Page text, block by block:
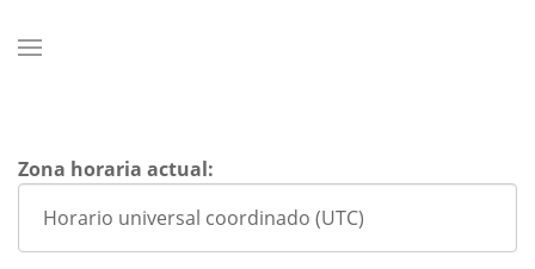
Zona horaria actual: